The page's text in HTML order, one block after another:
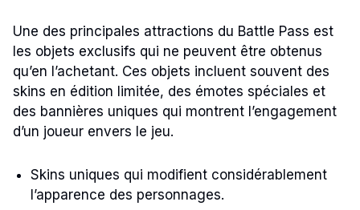
Une des principales attractions du Battle Pass est
les objets exclusifs qui ne peuvent être obtenus
qu’en l’achetant. Ces objets incluent souvent des
skins en édition limitée, des émotes spéciales et
des bannières uniques qui montrent l’engagement
d’un joueur envers le jeu.
Skins uniques qui modifient considérablement
l’apparence des personnages.